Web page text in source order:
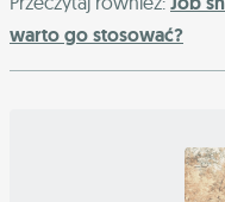
warto go stosować?